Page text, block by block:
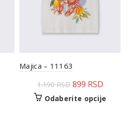
Majica – 11163
1.190RSD 899 RSD
Odaberite opcije